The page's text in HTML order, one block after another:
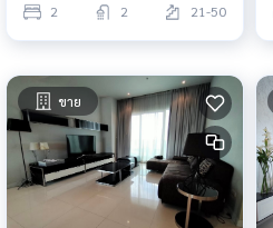
2 2 21-50
ขาย